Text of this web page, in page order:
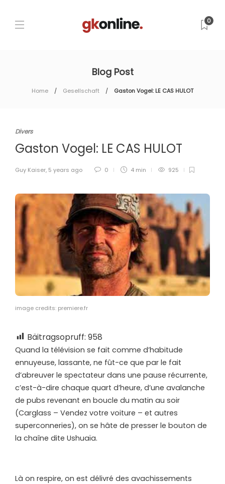
0
Blog Post
Home Gesellschaft Gaston Vogel: LE CAS HULOT
Divers
Gaston Vogel: LE CAS HULOT
Guy Kaiser, 5 years ago 0 4 min 925
image credits: premiere.fr
Bäitragsopruff: 958
Quand la télévision se fait comme d’habitude
ennuyeuse, lassante, ne fût-ce que par le fait
d’abreuver le spectateur dans une pause récurrente,
c’est-à-dire chaque quart d’heure, d’une avalanche
de pubs revenant en boucle du matin au soir
(Carglass – Vendez votre voiture – et autres
superconneries), on se hâte de presser le bouton de
la chaîne dite Ushuaïa.
Là on respire, on est délivré des avachissements